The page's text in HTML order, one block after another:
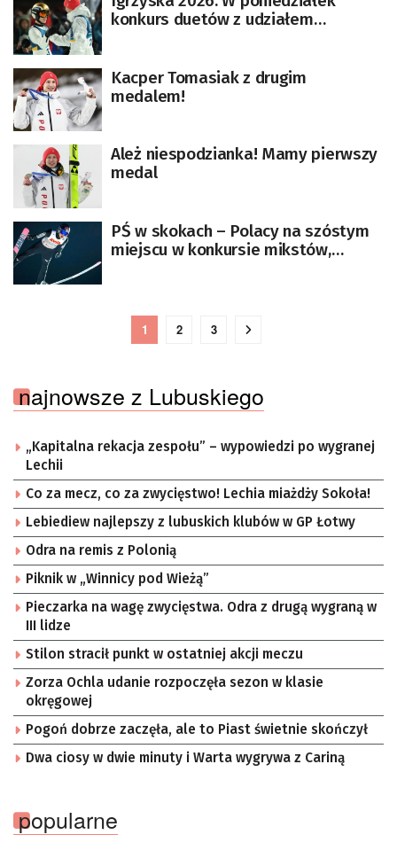
konkurs duetów z udziałem
Kacper Tomasiak z drugim
medalem!
Ależ niespodzianka! Mamy pierwszy
medal
PŚ w skokach – Polacy na szóstym
miejscu w konkursie mikstów,
1 2 3
najnowsze z Lubuskiego
„Kapitalna rekacja zespołu” – wypowiedzi po wygranej
Lechii
Co za mecz, co za zwycięstwo! Lechia miażdży Sokoła!
Lebiediew najlepszy z lubuskich klubów w GP Łotwy
Odra na remis z Polonią
Piknik w „Winnicy pod Wieżą”
Pieczarka na wagę zwycięstwa. Odra z drugą wygraną w
III lidze
Stilon stracił punkt w ostatniej akcji meczu
Zorza Ochla udanie rozpoczęła sezon w klasie
okręgowej
Pogoń dobrze zaczęła, ale to Piast świetnie skończył
Dwa ciosy w dwie minuty i Warta wygrywa z Cariną
popularne